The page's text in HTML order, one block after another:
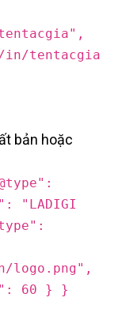
tentacgia
bản hoặc
"LADIGI
logo.png",
60 } }